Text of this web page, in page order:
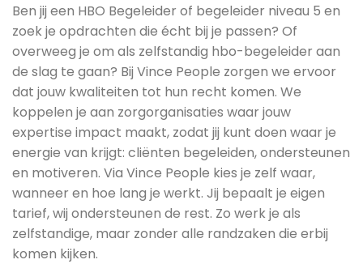
Ben jij een HBO Begeleider of begeleider niveau 5 en
zoek je opdrachten die écht bij je passen? Of
overweeg je om als zelfstandig hbo-begeleider aan
de slag te gaan? Bij Vince People zorgen we ervoor
dat jouw kwaliteiten tot hun recht komen. We
koppelen je aan zorgorganisaties waar jouw
expertise impact maakt, zodat jij kunt doen waar je
energie van krijgt: cliënten begeleiden, ondersteunen
en motiveren. Via Vince People kies je zelf waar,
wanneer en hoe lang je werkt. Jij bepaalt je eigen
tarief, wij ondersteunen de rest. Zo werk je als
zelfstandige, maar zonder alle randzaken die erbij
komen kijken.